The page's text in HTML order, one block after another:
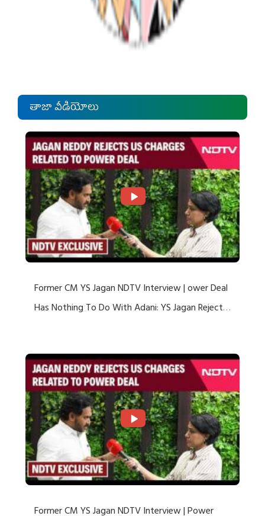
తాజా వీడియోలు
Former CM YS Jagan NDTV Interview | ower Deal
Has Nothing To Do With Adani: YS Jagan Rejects
Former CM YS Jagan NDTV Interview | Power